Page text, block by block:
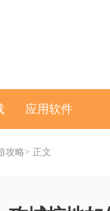
应用软件
攻略 正文